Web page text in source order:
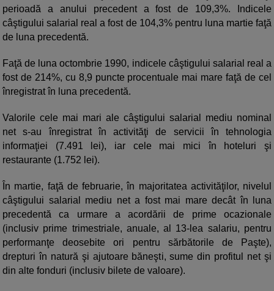
perioadă a anului precedent a fost de 109,3%. Indicele
câştigului salarial real a fost de 104,3% pentru luna martie faţă
de luna precedentă.
Faţă de luna octombrie 1990, indicele câştigului salarial real a
fost de 214%, cu 8,9 puncte procentuale mai mare faţă de cel
înregistrat în luna precedentă.
Valorile cele mai mari ale câştigului salarial mediu nominal
net s-au înregistrat în activităţi de servicii în tehnologia
informaţiei (7.491 lei), iar cele mai mici în hoteluri şi
restaurante (1.752 lei).
În martie, faţă de februarie, în majoritatea activităţilor, nivelul
câştigului salarial mediu net a fost mai mare decât în luna
precedentă ca urmare a acordării de prime ocazionale
(inclusiv prime trimestriale, anuale, al 13-lea salariu, pentru
performanţe deosebite ori pentru sărbătorile de Paşte),
drepturi în natură şi ajutoare băneşti, sume din profitul net şi
din alte fonduri (inclusiv bilete de valoare).